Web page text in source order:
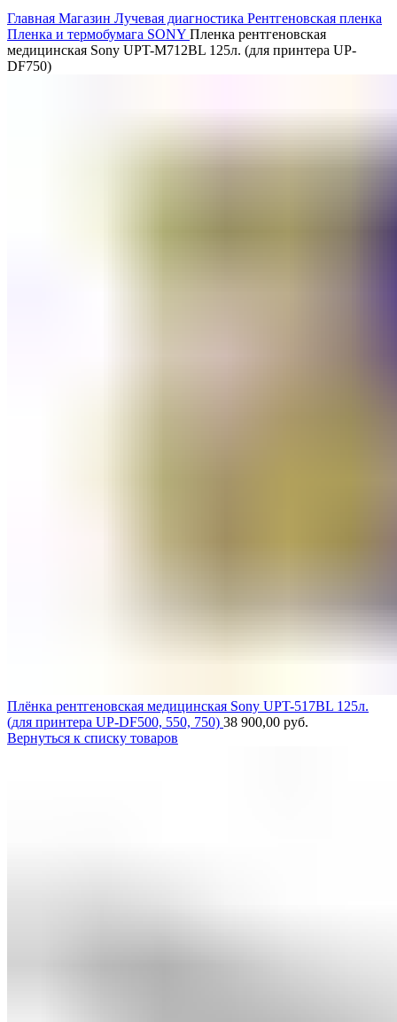
Главная Магазин Лучевая диагностика Рентгеновская пленка
Пленка и термобумага SONY Пленка рентгеновская
медицинская Sony UPT-M712BL 125л. (для принтера UP-
DF750)
Плёнка рентгеновская медицинская Sony UPT-517BL 125л.
(для принтера UP-DF500, 550, 750) 38 900,00 руб.
Вернуться к списку товаров